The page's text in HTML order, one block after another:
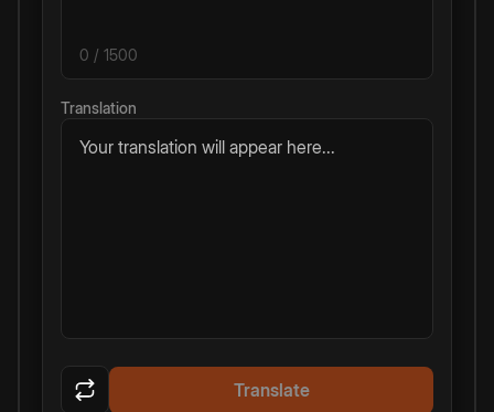
0 / 1500
Translation
Your translation will appear here...
Translate